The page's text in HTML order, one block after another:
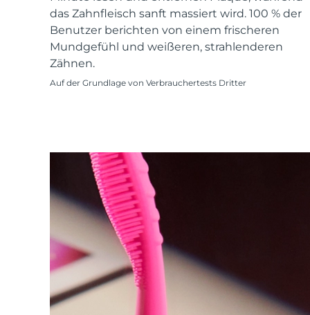
das Zahnfleisch sanft massiert wird. 100 % der
Benutzer berichten von einem frischeren
Mundgefühl und weißeren, strahlenderen
Zähnen.
Auf der Grundlage von Verbrauchertests Dritter
KIWI™ skincare
Advanced pore care essentials
Serum
For healthy hair
issa™ Teeth Whitening Gel
18% PAP
Kosmetik Männer
FOREO APP